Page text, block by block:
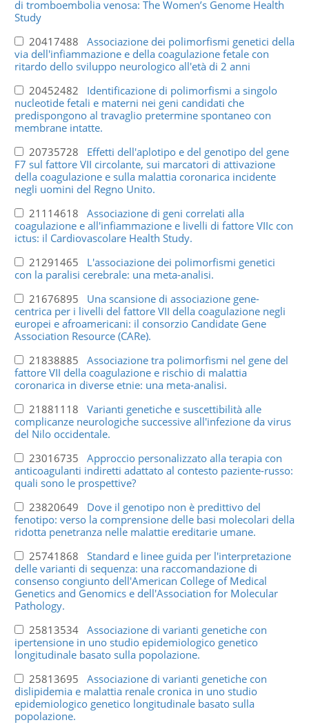
di tromboembolia venosa: The Women’s Genome Health
Study
20417488 Associazione dei polimorfismi genetici della
via dell'infiammazione e della coagulazione fetale con
ritardo dello sviluppo neurologico all'età di 2 anni
20452482 Identificazione di polimorfismi a singolo
nucleotide fetali e materni nei geni candidati che
predispongono al travaglio pretermine spontaneo con
membrane intatte.
20735728 Effetti dell'aplotipo e del genotipo del gene
F7 sul fattore VII circolante, sui marcatori di attivazione
della coagulazione e sulla malattia coronarica incidente
negli uomini del Regno Unito.
21114618 Associazione di geni correlati alla
coagulazione e all'infiammazione e livelli di fattore VIIc con
ictus: il Cardiovascolare Health Study.
21291465 L'associazione dei polimorfismi genetici
con la paralisi cerebrale: una meta-analisi.
21676895 Una scansione di associazione gene-
centrica per i livelli del fattore VII della coagulazione negli
europei e afroamericani: il consorzio Candidate Gene
Association Resource (CARe).
21838885 Associazione tra polimorfismi nel gene del
fattore VII della coagulazione e rischio di malattia
coronarica in diverse etnie: una meta-analisi.
21881118 Varianti genetiche e suscettibilità alle
complicanze neurologiche successive all'infezione da virus
del Nilo occidentale.
23016735 Approccio personalizzato alla terapia con
anticoagulanti indiretti adattato al contesto paziente-russo:
quali sono le prospettive?
23820649 Dove il genotipo non è predittivo del
fenotipo: verso la comprensione delle basi molecolari della
ridotta penetranza nelle malattie ereditarie umane.
25741868 Standard e linee guida per l'interpretazione
delle varianti di sequenza: una raccomandazione di
consenso congiunto dell'American College of Medical
Genetics and Genomics e dell'Association for Molecular
Pathology.
25813534 Associazione di varianti genetiche con
ipertensione in uno studio epidemiologico genetico
longitudinale basato sulla popolazione.
25813695 Associazione di varianti genetiche con
dislipidemia e malattia renale cronica in uno studio
epidemiologico genetico longitudinale basato sulla
popolazione.